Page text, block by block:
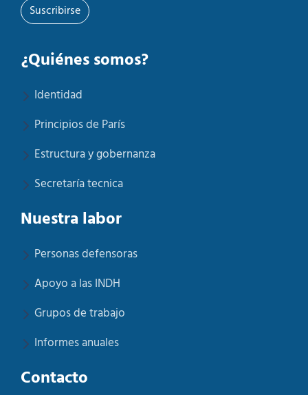
Suscribirse
¿Quiénes somos?
Identidad
Principios de París
Estructura y gobernanza
Secretaría tecnica
Nuestra labor
Personas defensoras
Apoyo a las INDH
Grupos de trabajo
Informes anuales
Contacto